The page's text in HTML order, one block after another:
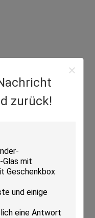
zurück!